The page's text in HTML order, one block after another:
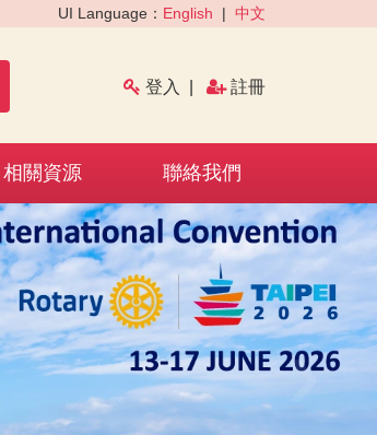
UI Language： English | 中文
登入 註冊
相關資源 聯絡我們
›